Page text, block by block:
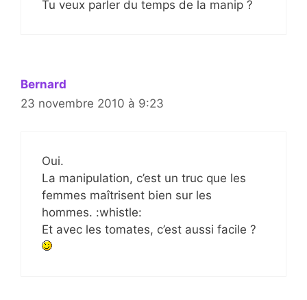
Tu veux parler du temps de la manip ?
Bernard
23 novembre 2010 à 9:23
Oui.
La manipulation, c’est un truc que les
femmes maîtrisent bien sur les
hommes. :whistle:
Et avec les tomates, c’est aussi facile ?